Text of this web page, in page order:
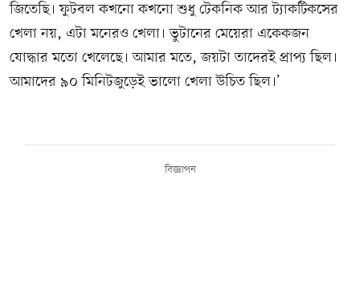
জিতেছি। ফুটবল কখনো কখনো শুধু টেকনিক আর ট্যাকটিকসের
খেলা নয়, এটা মনেরও খেলা। ভুটানের মেয়েরা একেকজন
যোদ্ধার মতো খেলেছে। আমার মতে, জয়টা তাদেরই প্রাপ্য ছিল।
আমাদের ৯০ মিনিটজুড়েই ভালো খেলা উচিত ছিল।’
বিজ্ঞাপন